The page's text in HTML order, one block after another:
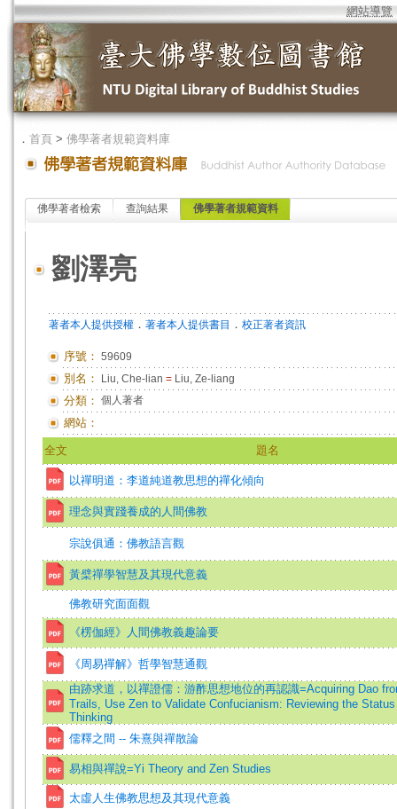
網站導覽
． 首頁 > 佛學著者規範資料庫
佛學著者檢索 查詢結果 佛學著者規範資料
劉澤亮
著者本人提供授權 ． 著者本人提供書目 ． 校正著者資訊
序號： 59609
別名： Liu, Che-lian = Liu, Ze-liang
分類： 個人著者
網站：
全文 題名
以禪明道：李道純道教思想的禪化傾向
理念與實踐養成的人間佛教
宗說俱通：佛教語言觀
黃檗禪學智慧及其現代意義
佛教研究面面觀
《楞伽經》人間佛教義趣論要
《周易禪解》哲學智慧通觀
由跡求道，以禪證儒：游酢思想地位的再認識=Acquiring Dao
Trails, Use Zen to Validate Confucianism: Reviewing the
Thinking
儒釋之間 -- 朱熹與禪散論
易相與禪說=Yi Theory and Zen Studies
太虛人生佛教思想及其現代意義